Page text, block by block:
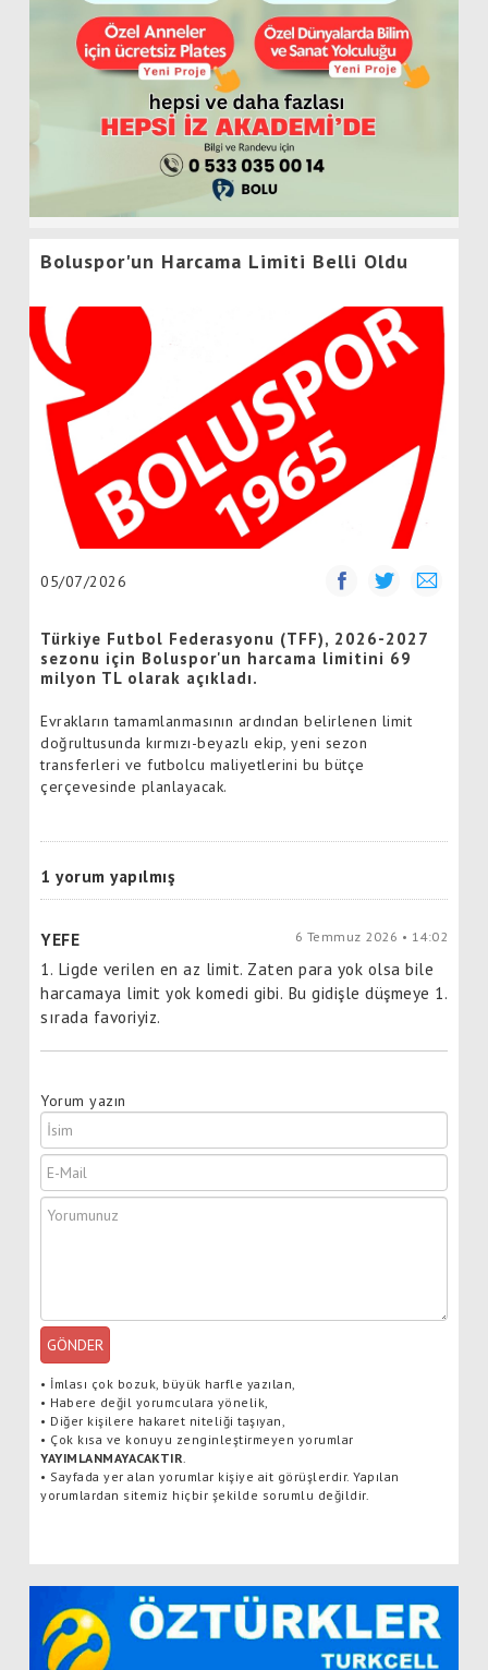
Boluspor'un Harcama Limiti Belli Oldu
05/07/2026
Türkiye Futbol Federasyonu (TFF), 2026-2027
sezonu için Boluspor'un harcama limitini 69
milyon TL olarak açıkladı.
Evrakların tamamlanmasının ardından belirlenen limit
doğrultusunda kırmızı-beyazlı ekip, yeni sezon
transferleri ve futbolcu maliyetlerini bu bütçe
çerçevesinde planlayacak.
1 yorum yapılmış
YEFE 6 Temmuz 2026 • 14:02
1. Ligde verilen en az limit. Zaten para yok olsa bile
harcamaya limit yok komedi gibi. Bu gidişle düşmeye 1.
sırada favoriyiz.
Yorum yazın
GÖNDER
• İmlası çok bozuk, büyük harfle yazılan,
• Habere değil yorumculara yönelik,
• Diğer kişilere hakaret niteliği taşıyan,
• Çok kısa ve konuyu zenginleştirmeyen yorumlar
YAYIMLANMAYACAKTIR
• Sayfada yer alan yorumlar kişiye ait görüşlerdir. Yapılan
yorumlardan sitemiz hiçbir şekilde sorumlu değildir.